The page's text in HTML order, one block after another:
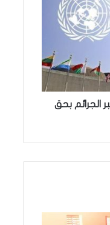
الأول
بيع ونقل
متفرقة
الجرائم بحق